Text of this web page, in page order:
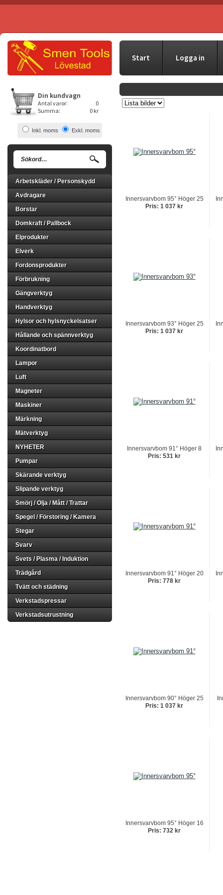
Start Logga in
Din kundvagn
Antal varor:
0
Summa:
0 kr
Inkl. moms Exkl. moms
Arbetskläder / Personskydd
Avdragare
Borstar
Domkraft / Pallbock
Elprodukter
Elverk
Fordonsprodukter
Förbrukning
Gängverktyg
Handverktyg
Hylsor och hylsnyckelsatser
Hållande och spännverktyg
Koordinatbord
Lampor
Luft
Magneter
Maskiner
Märkning
Mätverktyg
NYHETER
Pumpar
Skärande verktyg
Slipande verktyg
Smörj / Olja / Mått / Trattar
Spegel / Förstoring / Kamera
Stegar
Svarv
Svets / Plasma / Induktion
Trädgård
Tvätt och städning
Verkstadspressar
Verkstadsutrustning
Innersvarvbom 95° Höger 25
Pris: 1 037 kr
Innersvarvbom 93° Höger 25
Pris: 1 037 kr
Innersvarvbom 91° Höger 8
Pris: 531 kr
Innersvarvbom 91° Höger 20
Pris: 778 kr
Innersvarvbom 90° Höger 25
Pris: 1 037 kr
Innersvarvbom 95° Höger 16
Pris: 732 kr